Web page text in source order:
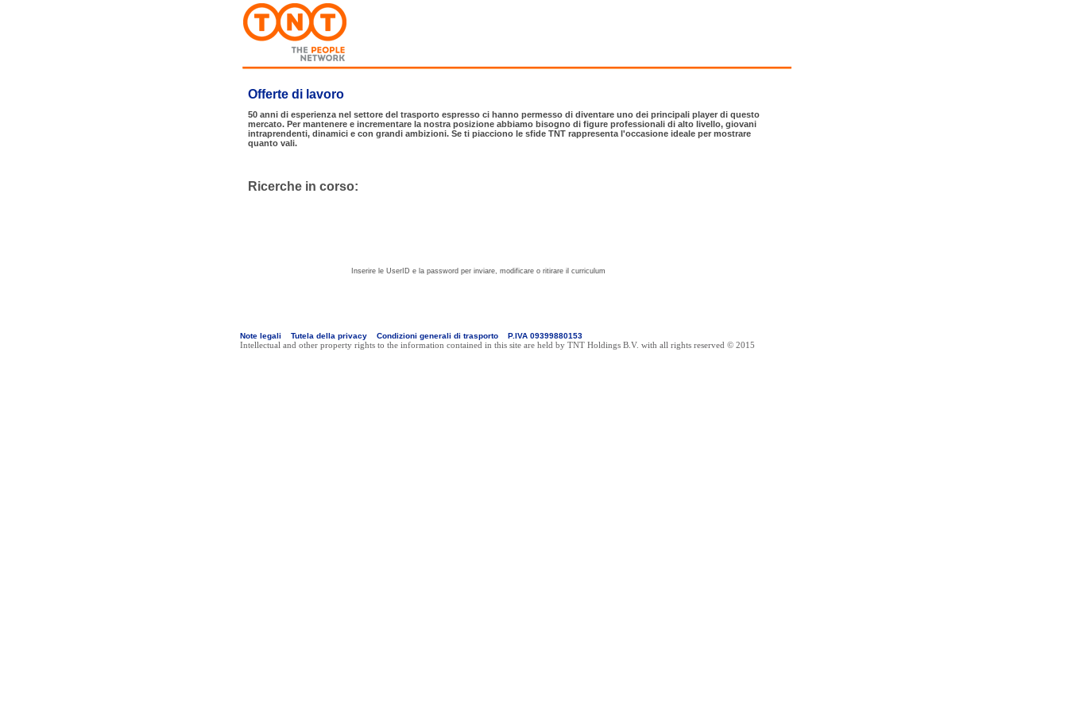
Offerte di lavoro
50 anni di esperienza nel settore del trasporto espresso ci hanno permesso di diventare uno dei principali player di questo
mercato. Per mantenere e incrementare la nostra posizione abbiamo bisogno di figure professionali di alto livello, giovani
intraprendenti, dinamici e con grandi ambizioni. Se ti piacciono le sfide TNT rappresenta l'occasione ideale per mostrare
quanto vali.
Ricerche in corso:
Inserire le UserID e la password per inviare, modificare o ritirare il curriculum
Note legali Tutela della privacy Condizioni generali di trasporto P.IVA 09399880153
Intellectual and other property rights to the information contained in this site are held by TNT Holdings B.V. with all rights reserved © 2015